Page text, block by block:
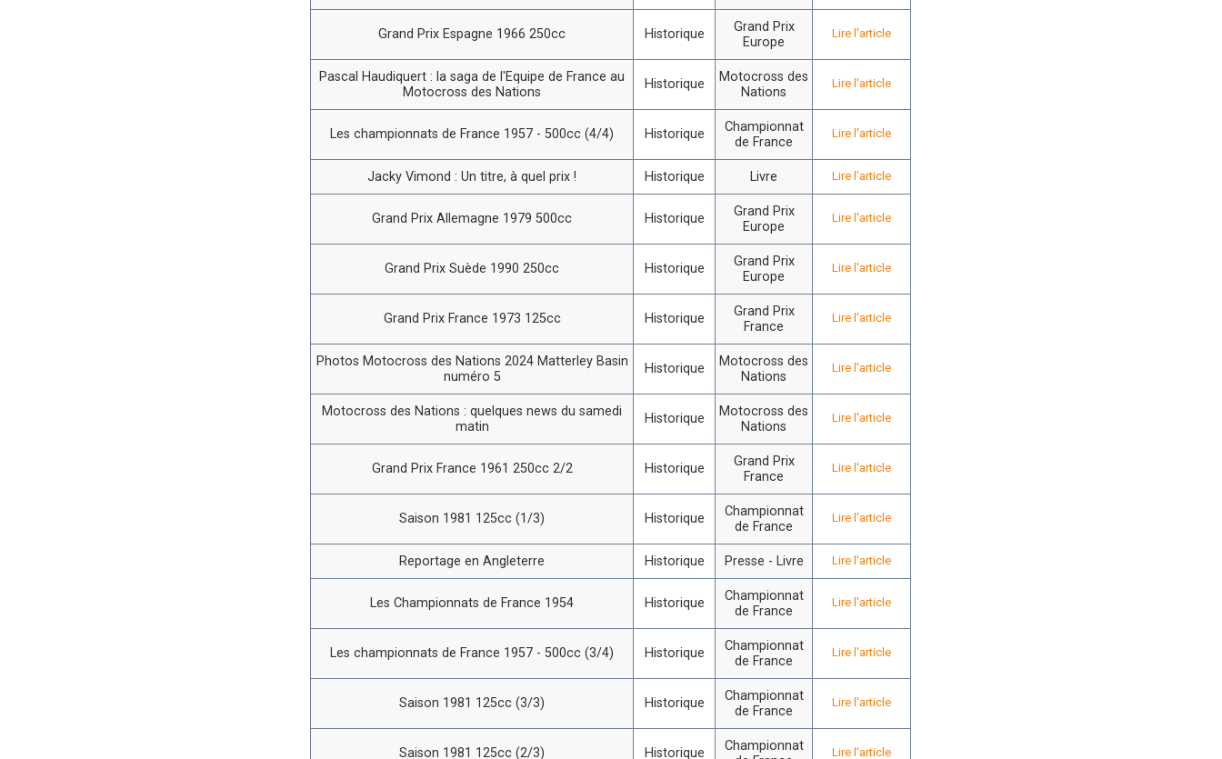
Grand Prix Espagne 1966 250cc Historique
Grand Prix
Europe
Lire l'article
Pascal Haudiquert : la saga de l'Equipe de France au
Motocross des Nations
Historique
Motocross des
Nations
Lire l'article
Les championnats de France 1957 - 500cc (4/4) Historique
Championnat
de France
Lire l'article
Jacky Vimond : Un titre, à quel prix ! Historique Livre Lire l'article
Grand Prix Allemagne 1979 500cc Historique
Grand Prix
Europe
Lire l'article
Grand Prix Suède 1990 250cc Historique
Grand Prix
Europe
Lire l'article
Grand Prix France 1973 125cc Historique
Grand Prix
France
Lire l'article
Photos Motocross des Nations 2024 Matterley Basin
numéro 5
Historique
Motocross des
Nations
Lire l'article
Motocross des Nations : quelques news du samedi
matin
Historique
Motocross des
Nations
Lire l'article
Grand Prix France 1961 250cc 2/2 Historique
Grand Prix
France
Lire l'article
Saison 1981 125cc (1/3) Historique
Championnat
de France
Lire l'article
Reportage en Angleterre Historique Presse - Livre Lire l'article
Les Championnats de France 1954 Historique
Championnat
de France
Lire l'article
Les championnats de France 1957 - 500cc (3/4) Historique
Championnat
de France
Lire l'article
Saison 1981 125cc (3/3) Historique
Championnat
de France
Lire l'article
Saison 1981 125cc (2/3) Historique
Championnat
Lire l'article